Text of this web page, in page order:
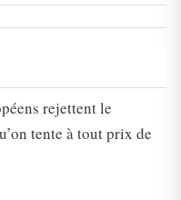
rejettent le
tente à tout prix de